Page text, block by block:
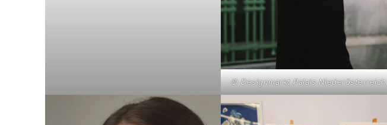
© Designmarkt Palais Niederösterreich